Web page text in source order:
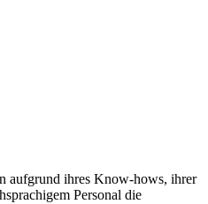
aufgrund ihres Know-hows, ihrer
Personal die